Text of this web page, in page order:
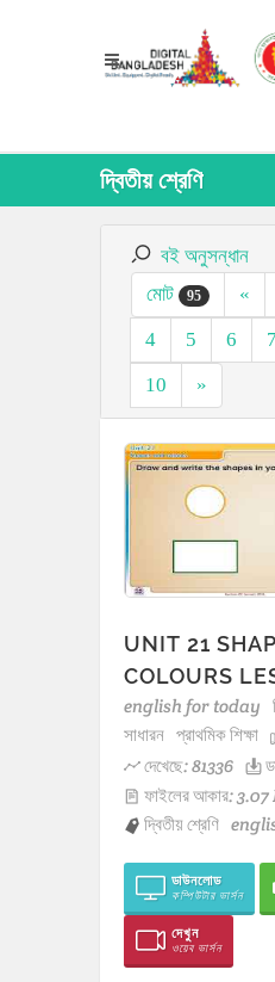
দ্বিতীয় শ্রেণি
বই অনুসন্ধান
মোট
95 «
4
5 6 7
10
»
UNIT 21
COLOURS
english for today
সাধারন প্রাথমিক শিক্ষা
দেখেছে: 81336
ফাইলের আকার:
দ্বিতীয় শ্রেণি
ডাউনলোড
কম্পিউটার ভার্সন
দেখুন
ওয়েব ভার্সন